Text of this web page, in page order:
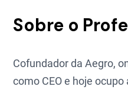
Sobre o
Cofundador da Aegro,
como CEO e hoje